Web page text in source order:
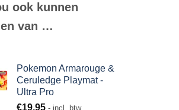
ook kunnen
van …
Pokemon Armarouge &
Ceruledge Playmat -
Ultra Pro
€19,95 - incl. btw